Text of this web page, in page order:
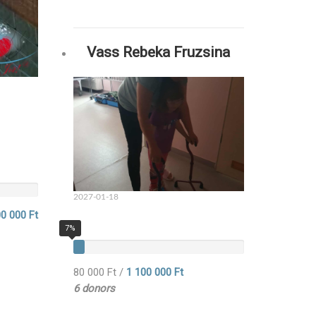
000 Ft
Vass Rebeka Fruzsina
2027-01-18
7%
80 000 Ft/ 1 100 000 Ft
6 donors